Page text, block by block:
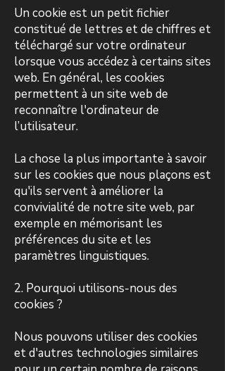
Un cookie est un petit fichier
constitué de lettres et de chiffres et
téléchargé sur votre ordinateur
lorsque vous accédez à certains sites
web. En général, les cookies
permettent à un site web de
reconnaître l'ordinateur de
l’utilisateur.
La chose la plus importante à savoir
sur les cookies que nous plaçons est
qu'ils servent à améliorer la
convivialité de notre site web, par
exemple en mémorisant les
préférences du site et les
paramètres linguistiques.
2. Pourquoi utilisons-nous des
cookies ?
Nous pouvons utiliser des cookies
et d'autres technologies similaires